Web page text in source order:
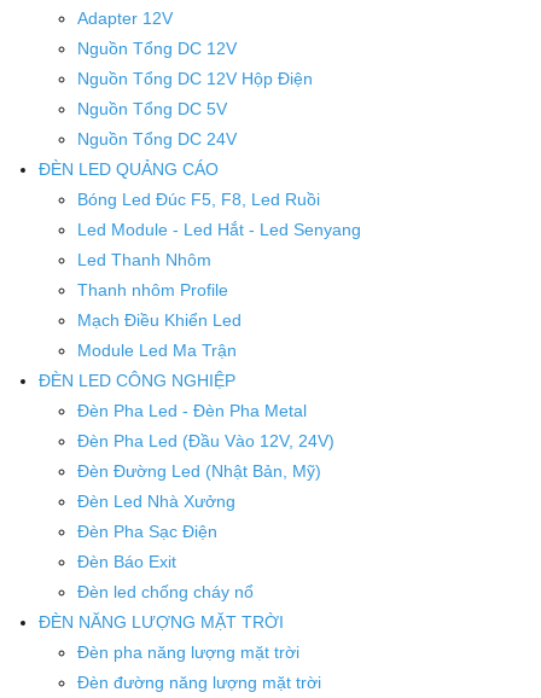
Adapter 12V
Nguồn Tổng DC 12V
Nguồn Tổng DC 12V Hộp Điện
Nguồn Tổng DC 5V
Nguồn Tổng DC 24V
ĐÈN LED QUẢNG CÁO
Bóng Led Đúc F5, F8, Led Ruồi
Led Module - Led Hắt - Led Senyang
Led Thanh Nhôm
Thanh nhôm Profile
Mạch Điều Khiển Led
Module Led Ma Trận
ĐÈN LED CÔNG NGHIỆP
Đèn Pha Led - Đèn Pha Metal
Đèn Pha Led (Đầu Vào 12V, 24V)
Đèn Đường Led (Nhật Bản, Mỹ)
Đèn Led Nhà Xưởng
Đèn Pha Sạc Điện
Đèn Báo Exit
Đèn led chống cháy nổ
ĐÈN NĂNG LƯỢNG MẶT TRỜI
Đèn pha năng lượng mặt trời
Đèn đường năng lượng mặt trời